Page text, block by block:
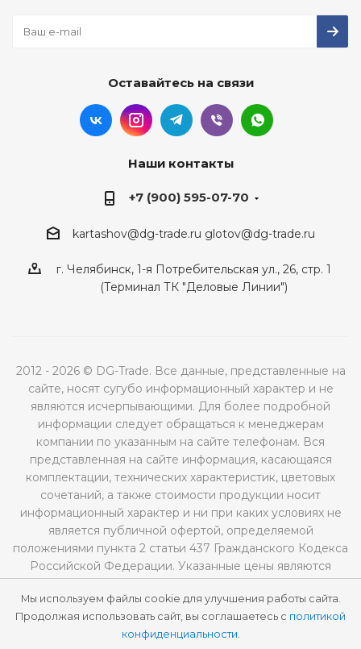
Мы используем файлы cookie для улучшения работы сайта.
Продолжая использовать сайт, вы соглашаетесь с политикой
конфиденциальности.
Оставайтесь на связи
Наши контакты
+7 (900) 595-07-70
kartashov@dg-trade.ru glotov@dg-trade.ru
г. Челябинск, 1-я Потребительская ул., 26, стр. 1
(Терминал ТК "Деловые Линии")
2012 - 2026 © DG-Trade. Все данные, представленные на
сайте, носят сугубо информационный характер и не
являются исчерпывающими. Для более подробной
информации следует обращаться к менеджерам
компании по указанным на сайте телефонам. Вся
представленная на сайте информация, касающаяся
комплектации, технических характеристик, цветовых
сочетаний, а также стоимости продукции носит
информационный характер и ни при каких условиях не
является публичной офертой, определяемой
положениями пункта 2 статьи 437 Гражданского Кодекса
Российской Федерации. Указанные цены являются
действительных цен.